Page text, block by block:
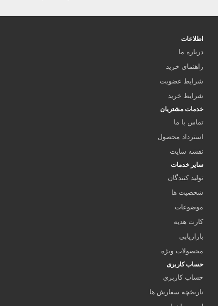
اطلاعات
درباره ما
راهنمای خرید
شرایط عضویت
شرایط خرید
خدمات مشتریان
تماس با ما
استرداد محصول
نقشه سایت
سایر خدمات
تولید کنندگان
شخصیت ها
موضوعات
کارت هدیه
بازاریابی
محصولات ویژه
حساب کاربری
حساب کاربری
تاریخچه سفارش ها